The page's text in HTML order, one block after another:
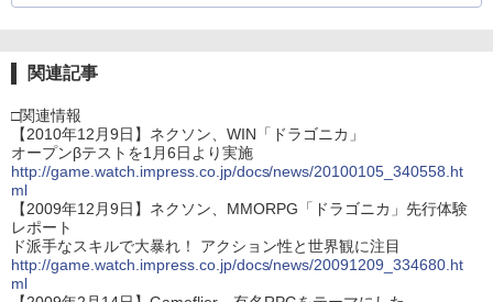
関連記事
□関連情報
【2010年12月9日】ネクソン、WIN「ドラゴニカ」
オープンβテストを1月6日より実施
http://game.watch.impress.co.jp/docs/news/20100105_340558.ht
ml
【2009年12月9日】ネクソン、MMORPG「ドラゴニカ」先行体験
レポート
ド派手なスキルで大暴れ！ アクション性と世界観に注目
http://game.watch.impress.co.jp/docs/news/20091209_334680.ht
ml